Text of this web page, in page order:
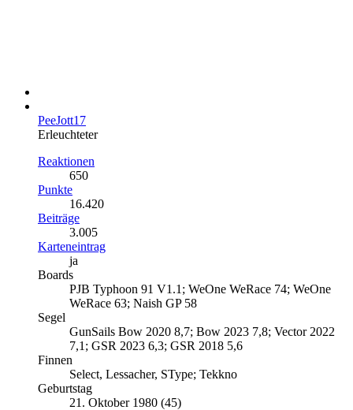
PeeJott17
Erleuchteter
Reaktionen
650
Punkte
16.420
Beiträge
3.005
Karteneintrag
ja
Boards
PJB Typhoon 91 V1.1; WeOne WeRace 74; WeOne
WeRace 63; Naish GP 58
Segel
GunSails Bow 2020 8,7; Bow 2023 7,8; Vector 2022
7,1; GSR 2023 6,3; GSR 2018 5,6
Finnen
Select, Lessacher, SType; Tekkno
Geburtstag
21. Oktober 1980 (45)